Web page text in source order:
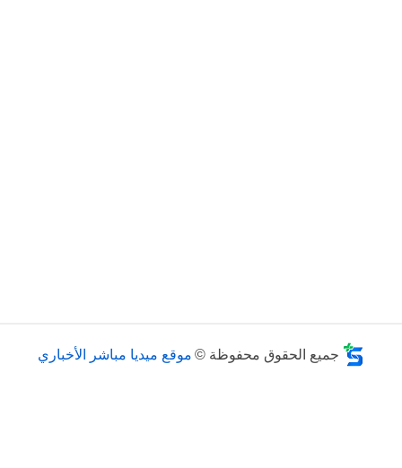
جميع الحقوق محفوظة © موقع ميديا مباشر الأخباري